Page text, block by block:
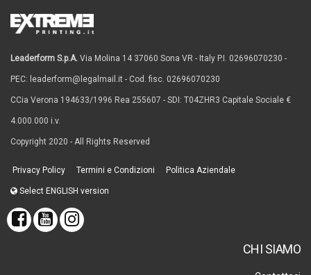
Leaderform S.p.A. Via Molina 14 37060 Sona VR - Italy P.I. 02696070230 -
PEC: leaderform@legalmail.it - Cod. fisc. 02696070230
CCia Verona 194633/1996 Rea 255607 - SDI: T04ZHR3 Capitale Sociale €
4.000.000 i.v.
Copyright 2020 - All Rights Reserved
Privacy Policy Termini e Condizioni Politica Aziendale
Select ENGLISH version
CHI SIAMO